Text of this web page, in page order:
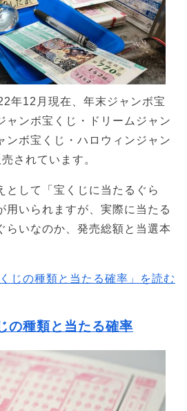
年12月現在、年末ジャンボ宝
ャンボ宝くじ・ドリームジャン
ンボ宝くじ・ハロウィンジャン
されています。
として「宝くじに当たるぐら
用いられますが、実際に当たる
らいなのか、発売総額と当選本
じの種類と当たる確率」を読む
の種類と当たる確率